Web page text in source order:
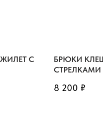
С
БРЮКИ
СТРЕЛКАМИ
8 200 ₽